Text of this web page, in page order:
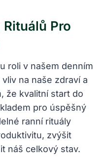
Pro
roli v našem denním
na naše zdraví a
že kvalitní start do
pro úspěšný
ranní rituály
zvýšit
náš celkový stav.